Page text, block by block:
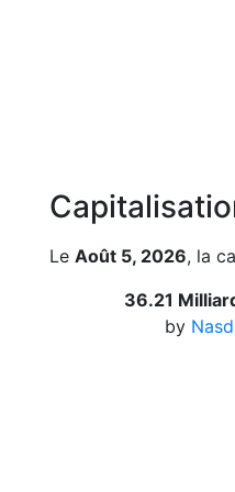
Le Août 5, 2026, la
36.21
by